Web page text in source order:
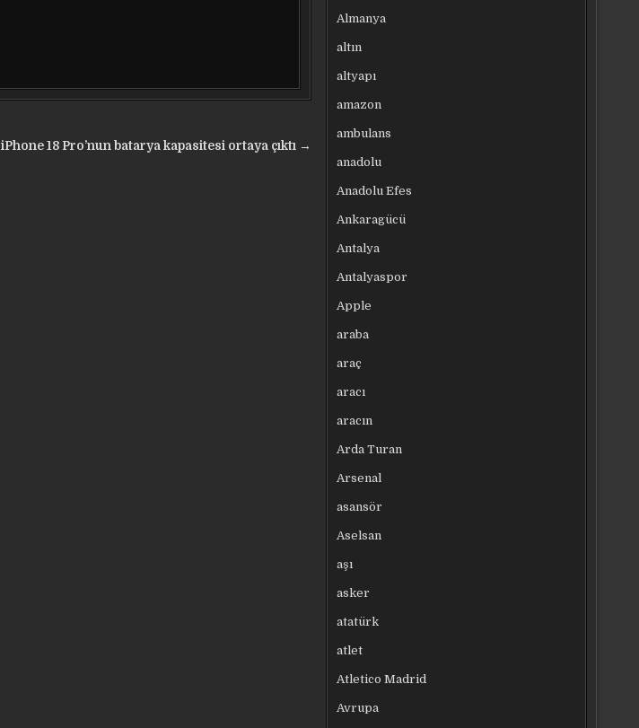
iPhone 18 Pro’nun batarya kapasitesi ortaya çıktı →
Almanya
altın
altyapı
amazon
ambulans
anadolu
Anadolu Efes
Ankaragücü
Antalya
Antalyaspor
Apple
araba
araç
aracı
aracın
Arda Turan
Arsenal
asansör
Aselsan
aşı
asker
atatürk
atlet
Atletico Madrid
Avrupa